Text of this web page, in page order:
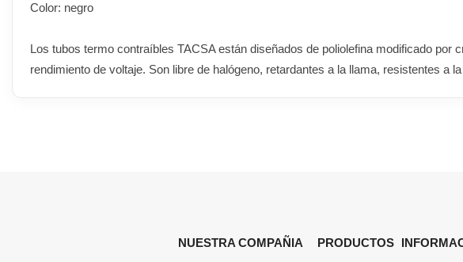
Color: negro
Los tubos termo contraíbles TACSA están diseñados de poliolefina modificado
rendimiento de voltaje. Son libre de halógeno, retardantes a la llama, resistentes a
NUESTRA COMPAÑIA PRODUCTOS